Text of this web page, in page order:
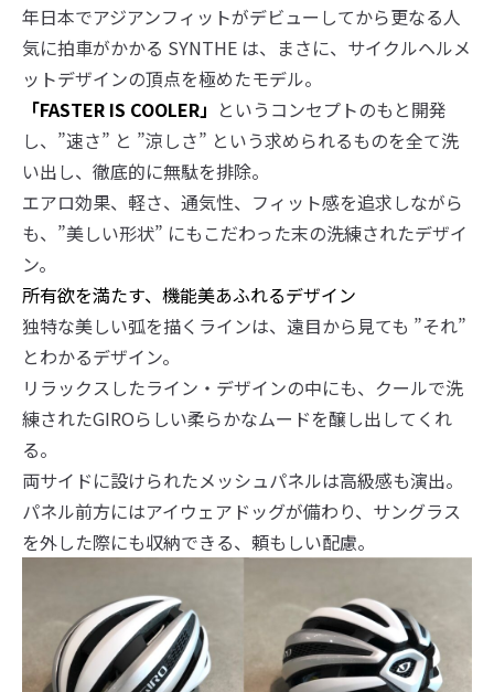
年日本でアジアンフィットがデビューしてから更なる人
気に拍車がかかる SYNTHE は、まさに、サイクルヘルメ
ットデザインの頂点を極めたモデル。
「FASTER IS COOLER」 というコンセプトのもと開発
し、”速さ” と ”涼しさ” という求められるものを全て洗
い出し、徹底的に無駄を排除。
エアロ効果、軽さ、通気性、フィット感を追求しながら
も、”美しい形状” にもこだわった末の洗練されたデザイ
ン。
所有欲を満たす、機能美あふれるデザイン
独特な美しい弧を描くラインは、遠目から見ても ”それ”
とわかるデザイン。
リラックスしたライン・デザインの中にも、クールで洗
練されたGIROらしい柔らかなムードを醸し出してくれ
る。
両サイドに設けられたメッシュパネルは高級感も演出。
パネル前方にはアイウェアドッグが備わり、サングラス
を外した際にも収納できる、頼もしい配慮。